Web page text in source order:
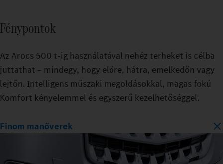
Fénypontok
Az Arocs 500 t-ig használatával nehéz terheket is célba
juttathat – mindegy, hogy előre, hátra, emelkedőn vagy
lejtőn. Intelligens műszaki megoldásokkal, magas fokú
Komfort kényelemmel és egyszerű kezelhetőséggel.
Finom manőverek